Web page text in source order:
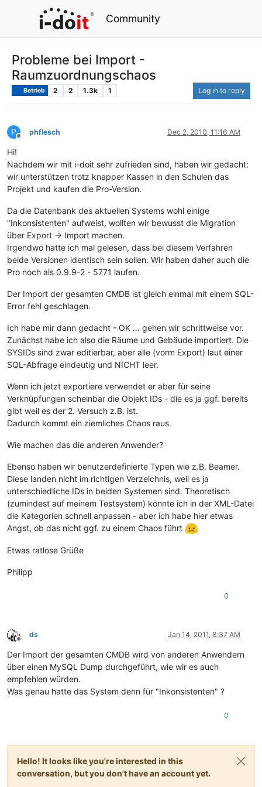
Community
Probleme bei Import -
Raumzuordnungschaos
Betrieb 2 2 1.3k 1 Log in to reply
P
Offline
phflesch Dec 2, 2010, 11:16 AM
Hi!
Nachdem wir mit i-doit sehr zufrieden sind, haben wir gedacht:
wir unterstützen trotz knapper Kassen in den Schulen das
Projekt und kaufen die Pro-Version.
Da die Datenbank des aktuellen Systems wohl einige
"Inkonsistenten" aufweist, wollten wir bewusst die Migration
über Export -> Import machen.
Irgendwo hatte ich mal gelesen, dass bei diesem Verfahren
beide Versionen identisch sein sollen. Wir haben daher auch die
Pro noch als 0.9.9-2 - 5771 laufen.
Der Import der gesamten CMDB ist gleich einmal mit einem SQL-
Error fehl geschlagen.
Ich habe mir dann gedacht - OK … gehen wir schrittweise vor.
Zunächst habe ich also die Räume und Gebäude importiert. Die
SYSIDs sind zwar editierbar, aber alle (vorm Export) laut einer
SQL-Abfrage eindeutig und NICHT leer.
Wenn ich jetzt exportiere verwendet er aber für seine
Verknüpfungen scheinbar die Objekt IDs - die es ja ggf. bereits
gibt weil es der 2. Versuch z.B. ist.
Dadurch kommt ein ziemliches Chaos raus.
Wie machen das die anderen Anwender?
Ebenso haben wir benutzerdefinierte Typen wie z.B. Beamer.
Diese landen nicht im richtigen Verzeichnis, weil es ja
unterschiedliche IDs in beiden Systemen sind. Theoretisch
(zumindest auf meinem Testsystem) könnte ich in der XML-Datei
die Kategorien schnell anpassen - aber ich habe hier etwas
Angst, ob das nicht ggf. zu einem Chaos führt
Etwas ratlose Grüße
Philipp
0
Offline
ds Jan 14, 2011, 8:37 AM
Der Import der gesamten CMDB wird von anderen Anwendern
über einen MySQL Dump durchgeführt, wie wir es auch
empfehlen würden.
Was genau hatte das System denn für "Inkonsistenten" ?
0
Hello! It looks like you're interested in this
conversation, but you don't have an account yet.